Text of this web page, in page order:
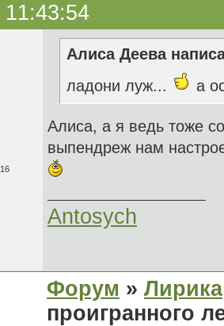
11:43:54
Алиса Деева
ладони луж...
а
Алиса, а я ведь тоже
выпендреж нам
Antosych
Форум » Лирика
проигранного